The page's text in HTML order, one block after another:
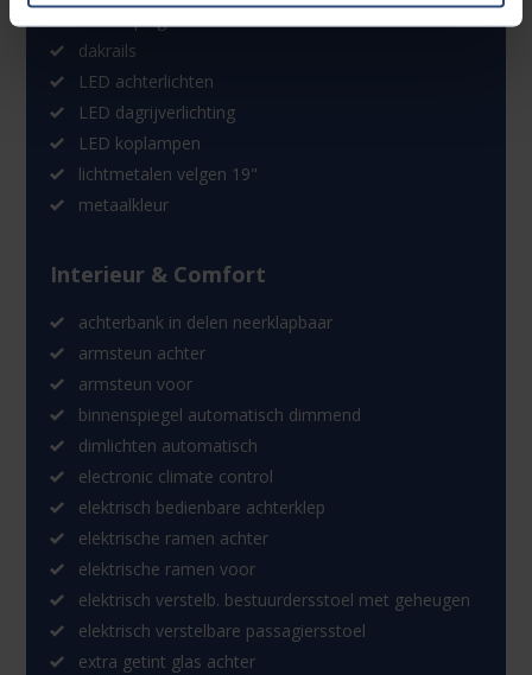
dakrails
LED achterlichten
LED dagrijverlichting
LED koplampen
lichtmetalen velgen 19"
metaalkleur
Interieur & Comfort
achterbank in delen neerklapbaar
armsteun achter
armsteun voor
binnenspiegel automatisch dimmend
dimlichten automatisch
electronic climate control
elektrisch bedienbare achterklep
elektrische ramen achter
elektrische ramen voor
elektrisch verstelb. bestuurdersstoel met geheugen
elektrisch verstelbare passagiersstoel
extra getint glas achter